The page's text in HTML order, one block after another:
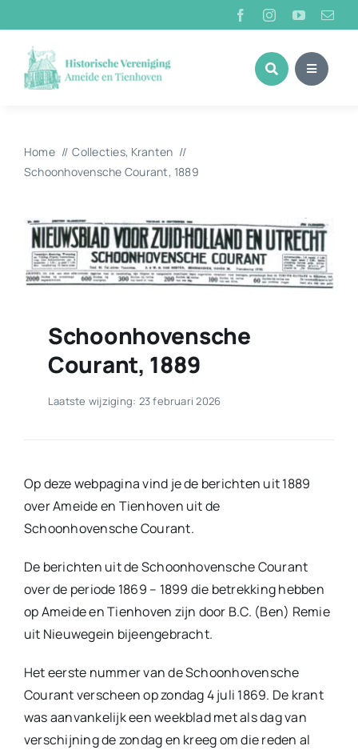
naar
inhoud
Home Collecties Kranten
Schoonhovensche Courant, 1889
Schoonhovensche
Courant, 1889
Laatste wijziging: 23 februari 2026
Op deze webpagina vind je de berichten uit 1889
over Ameide en Tienhoven uit de
Schoonhovensche Courant.
De berichten uit de Schoonhovensche Courant
over de periode 1869 – 1899 die betrekking hebben
op Ameide en Tienhoven zijn door B.C. (Ben) Remie
uit Nieuwegein bijeengebracht.
Het eerste nummer van de Schoonhovensche
Courant verscheen op zondag 4 juli 1869. De krant
was aanvankelijk een weekblad met als dag van
verschijning de zondag en kreeg om die reden al